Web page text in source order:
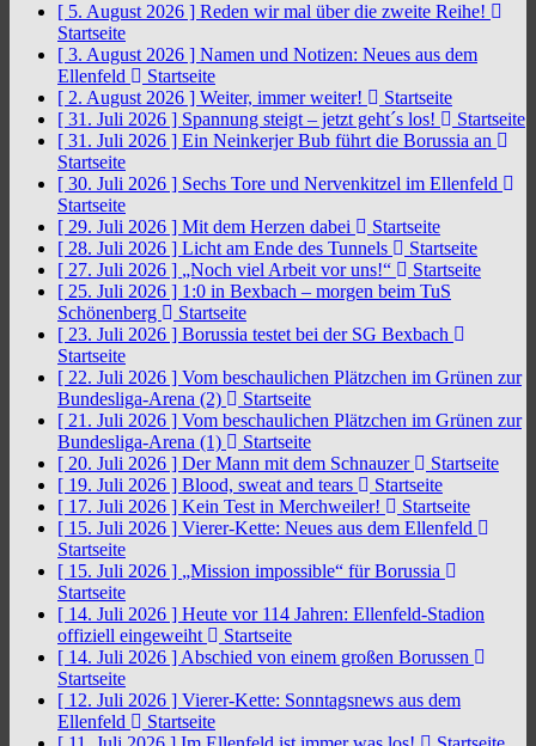
[ 5. August 2026 ] Reden wir mal über die zweite Reihe!
Startseite
[ 3. August 2026 ] Namen und Notizen: Neues aus dem
Ellenfeld
Startseite
[ 2. August 2026 ] Weiter, immer weiter!
Startseite
[ 31. Juli 2026 ] Spannung steigt – jetzt geht´s los!
Startseite
[ 31. Juli 2026 ] Ein Neinkerjer Bub führt die Borussia an
Startseite
[ 30. Juli 2026 ] Sechs Tore und Nervenkitzel im Ellenfeld
Startseite
[ 29. Juli 2026 ] Mit dem Herzen dabei
Startseite
[ 28. Juli 2026 ] Licht am Ende des Tunnels
Startseite
[ 27. Juli 2026 ] „Noch viel Arbeit vor uns!“
Startseite
[ 25. Juli 2026 ] 1:0 in Bexbach – morgen beim TuS
Schönenberg
Startseite
[ 23. Juli 2026 ] Borussia testet bei der SG Bexbach
Startseite
[ 22. Juli 2026 ] Vom beschaulichen Plätzchen im Grünen zur
Bundesliga-Arena (2)
Startseite
[ 21. Juli 2026 ] Vom beschaulichen Plätzchen im Grünen zur
Bundesliga-Arena (1)
Startseite
[ 20. Juli 2026 ] Der Mann mit dem Schnauzer
Startseite
[ 19. Juli 2026 ] Blood, sweat and tears
Startseite
[ 17. Juli 2026 ] Kein Test in Merchweiler!
Startseite
[ 15. Juli 2026 ] Vierer-Kette: Neues aus dem Ellenfeld
Startseite
[ 15. Juli 2026 ] „Mission impossible“ für Borussia
Startseite
[ 14. Juli 2026 ] Heute vor 114 Jahren: Ellenfeld-Stadion
offiziell eingeweiht
Startseite
[ 14. Juli 2026 ] Abschied von einem großen Borussen
Startseite
[ 12. Juli 2026 ] Vierer-Kette: Sonntagsnews aus dem
Ellenfeld
Startseite